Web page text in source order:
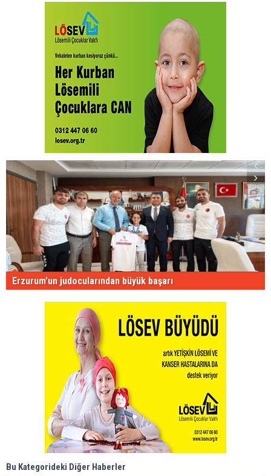
Erzurum'un judocularından büyük başarı
Bu Kategorideki Diğer Haberler